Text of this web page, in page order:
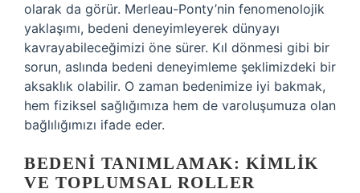
olarak da görür. Merleau-Ponty’nin fenomenolojik
yaklaşımı, bedeni deneyimleyerek dünyayı
kavrayabileceğimizi öne sürer. Kıl dönmesi gibi bir
sorun, aslında bedeni deneyimleme şeklimizdeki bir
aksaklık olabilir. O zaman bedenimize iyi bakmak,
hem fiziksel sağlığımıza hem de varoluşumuza olan
bağlılığımızı ifade eder.
BEDENI TANIMLAMAK: KIMLIK
VE TOPLUMSAL ROLLER